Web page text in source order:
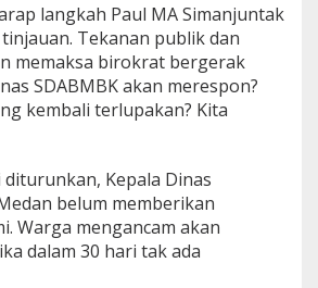
langkah Paul MA Simanjuntak
Tekanan publik dan
memaksa birokrat bergerak
SDABMBK akan merespon?
kembali terlupakan? Kita
Kepala Dinas
belum memberikan
Warga mengancam akan
dalam 30 hari tak ada